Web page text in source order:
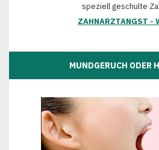
speziell geschulte
ZAHNARZTANGST -
MUNDGERUCH ODER